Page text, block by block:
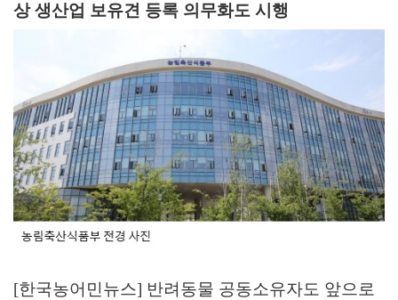
상 생산업 보유견 등록 의무화도 시행
[한국농어민뉴스] 반려동물 공동소유자도 앞으로